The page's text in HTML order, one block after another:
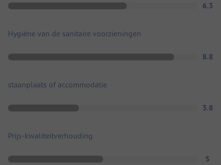
6.3
Hygiëne van de sanitaire voorzieningen
8.8
staanplaats of accommodatie
3.8
Prijs-kwaliteitverhouding
5